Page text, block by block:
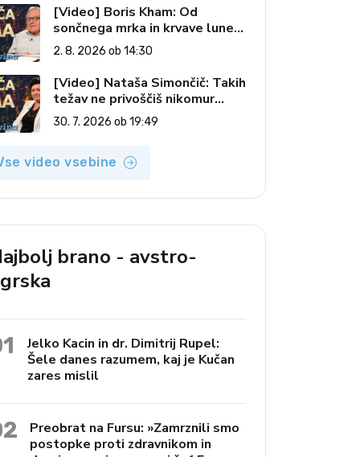
[Video] Boris Kham: Od
sončnega mrka in krvave lune
do slovenskih pečatov v vesolju
(Vroča tema, 2. 8. 2026)
2. 8. 2026 ob 14:30
[Video] Nataša Simončič: Takih
težav ne privoščiš nikomur
(Vroča tema, 30. 7. 2026)
30. 7. 2026 ob 19:49
video vsebine
brano - avstro-
Jelko Kacin in dr. Dimitrij Rupel:
Šele danes razumem, kaj je Kučan
zares mislil
Preobrat na Fursu: »Zamrznili smo
postopke proti zdravnikom in